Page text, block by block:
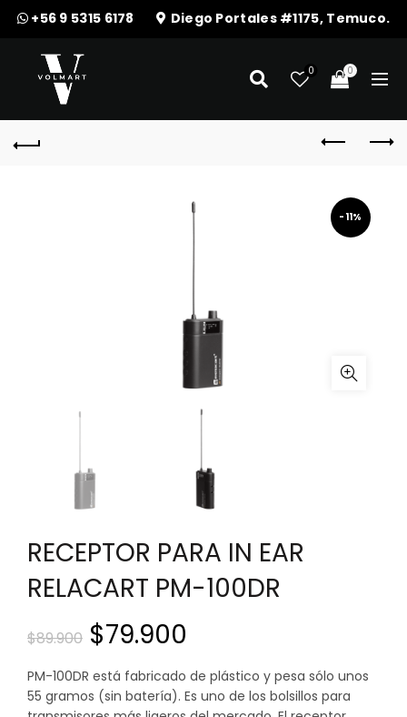
+56 9 5315 6178 Diego Portales #1175, Temuco.
0 0
-11%
RECEPTOR PARA IN EAR
RELACART PM-100DR
$89.900 El
precio
$79.900
precio
PM-100DR está fabricado de plástico y pesa sólo unos
55 gramos (sin batería). Es uno de los bolsillos para